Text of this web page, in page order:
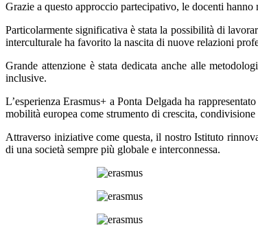
Grazie a questo approccio partecipativo, le docenti
Particolarmente significativa è stata la possibilità di
interculturale ha favorito la nascita di nuove relazioni
Grande attenzione è stata dedicata anche alle
inclusive.
L’esperienza Erasmus+ a Ponta Delgada ha
mobilità europea come strumento di crescita,
Attraverso iniziative come questa, il nostro Istituto
di una società sempre più globale e interconnessa.